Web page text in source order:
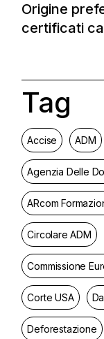
Origine
certificati
Tag
Accise ADM
Agenzia Delle
ARcom
Circolare ADM
Commissione
Corte USA
Deforestazione